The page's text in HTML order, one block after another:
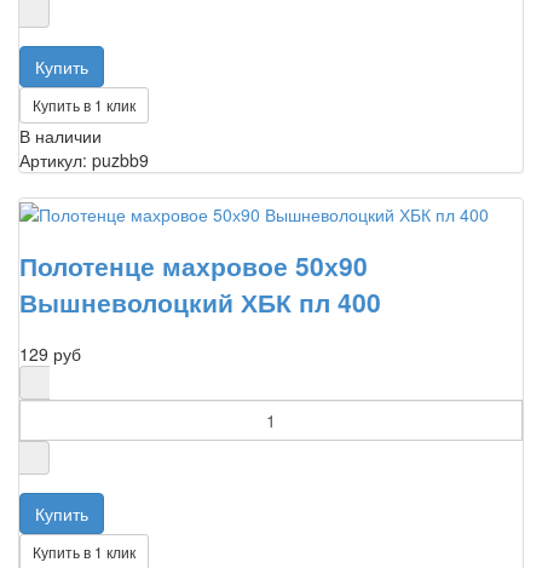
Купить в 1 клик
В наличии
Артикул: puzbb9
Полотенце махровое 50х90
Вышневолоцкий ХБК пл 400
129 руб
Купить в 1 клик